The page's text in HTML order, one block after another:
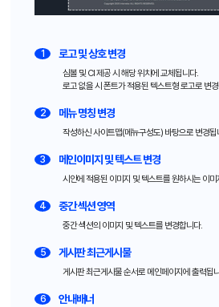
1 로고 및 상호 변경
심볼 및 CI 제공 시 해당 위치에 교체됩니다.
로고 없을 시 폰트가 적용된 텍스트형 로고로 변
2 메뉴 명칭 변경
작성하신 사이트맵(메뉴구성도) 바탕으로 변경됩
3 메인이미지 및 텍스트 변경
시안에 적용된 이미지 및 텍스트를 원하시는 이
4 중간 섹션 영역
중간 섹션의 이미지 및 텍스트를 변경합니다.
5 게시판 최근게시물
게시판 최근게시물 순서로 메인페이지에 출력됩
6 안내배너